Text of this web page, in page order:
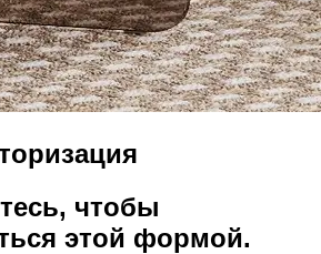
чтобы
этой формой.